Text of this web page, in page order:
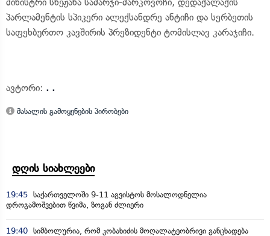
პარლამენტის სპიკერი ალექსანდრე ანტიჩი და სერბეთის
საფეხბურთო კავშირის პრეზიდენტი ტომისლავ კარაჯიჩი.
ავტორი: . .
მასალის გამოყენების პირობები
დღის სიახლეები
19:45 საქართველოში 9-11 აგვისტოს მოსალოდნელია
დროგამოშვებით წვიმა, ზოგან ძლიერი
19:40 სიმბოლურია, რომ კობახიძის მოღალატეობრივი განცხადება